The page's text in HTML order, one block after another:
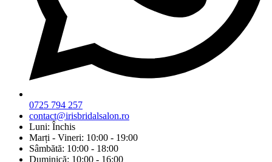
0725 794 257
contact@irisbridalsalon.ro
Luni: Închis
Marți - Vineri: 10:00 - 19:00
Sâmbătă: 10:00 - 18:00
Duminică: 10:00 - 16:00